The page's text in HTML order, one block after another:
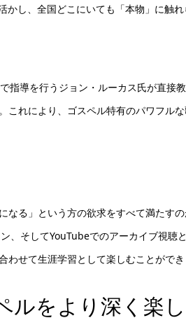
かし、全国どこにいても「本物」に触れ
指導を行うジョン・ルーカス氏が直接
れにより、ゴスペル特有のパワフル
なる」という方の欲求をすべて満たす
、そしてYouTubeでのアーカイブ視聴
せて生涯学習として楽しむことができ
ルをより深く楽